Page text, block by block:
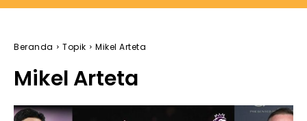
Beranda Topik Mikel Arteta
Mikel Arteta